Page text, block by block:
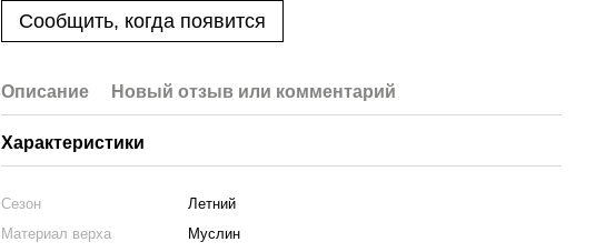
Сообщить, когда появится
Описание Новый отзыв или комментарий
Характеристики
Сезон
Летний
Материал верха
Муслин